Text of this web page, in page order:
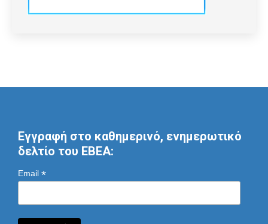
Εγγραφή στο καθημερινό, ενημερωτικό
δελτίο του ΕΒΕΑ:
Email *